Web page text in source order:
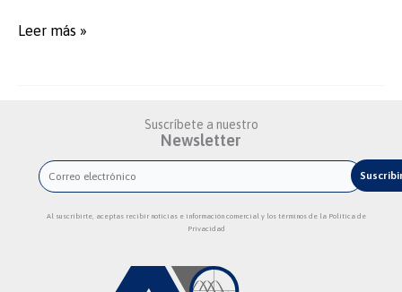
Factor
Leer más »
Suscríbete a nuestro
Newsletter
Al suscribirte, aceptas recibir noticias e información comercial y los términos de la Política de
Privacidad